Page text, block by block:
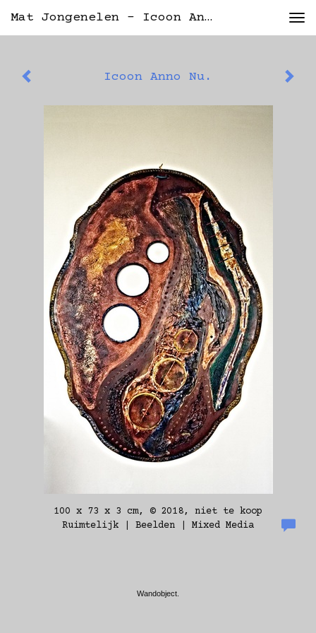
Mat Jongenelen - Icoon Anno Nu.
Icoon Anno Nu.
100 x 73 x 3 cm, © 2018, niet te koop
Ruimtelijk | Beelden | Mixed Media
Wandobject.